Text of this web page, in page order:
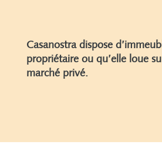
Casanostra dispose
propriétaire ou qu’elle loue
marché privé.